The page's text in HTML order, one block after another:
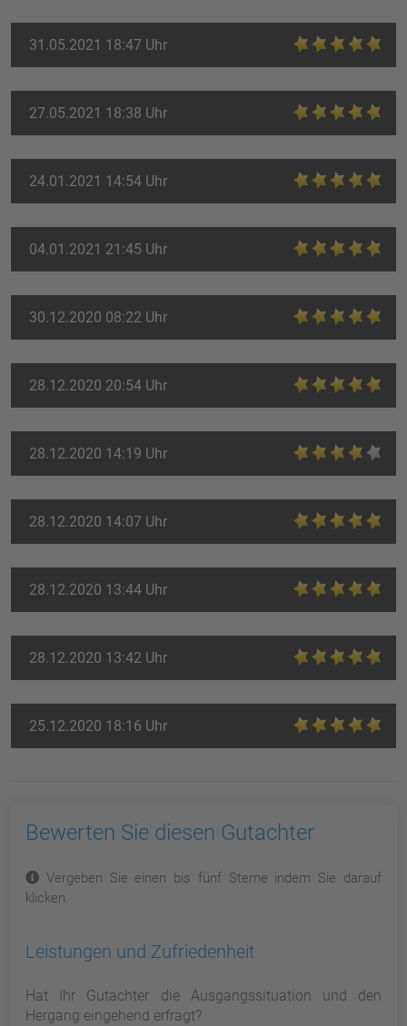
31.05.2021 18:47 Uhr
27.05.2021 18:38 Uhr
24.01.2021 14:54 Uhr
04.01.2021 21:45 Uhr
30.12.2020 08:22 Uhr
28.12.2020 20:54 Uhr
28.12.2020 14:19 Uhr
28.12.2020 14:07 Uhr
28.12.2020 13:44 Uhr
28.12.2020 13:42 Uhr
25.12.2020 18:16 Uhr
Bewerten Sie diesen Gutachter
Vergeben Sie einen bis fünf Sterne indem Sie darauf
klicken.
Leistungen und Zufriedenheit
Hat Ihr Gutachter die Ausgangssituation und den
Hergang eingehend erfragt?